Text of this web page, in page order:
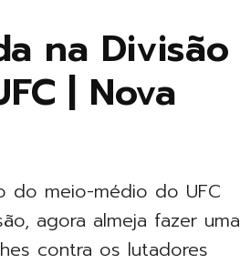
na Divisão
| Nova
do meio-médio do UFC
agora almeja fazer uma
contra os lutadores